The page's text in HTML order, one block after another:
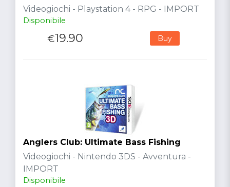
Videogiochi - Playstation 4 - RPG - IMPORT
Disponibile
€19.90 Buy
Anglers Club: Ultimate Bass Fishing
Videogiochi - Nintendo 3DS - Avventura -
IMPORT
Disponibile